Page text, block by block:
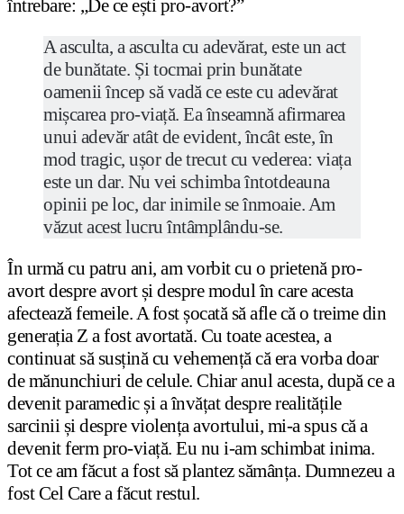
întrebare: „De ce ești pro-avort?”
A asculta, a asculta cu adevărat, este un act
de bunătate. Și tocmai prin bunătate
oamenii încep să vadă ce este cu adevărat
mișcarea pro-viață. Ea înseamnă afirmarea
unui adevăr atât de evident, încât este, în
mod tragic, ușor de trecut cu vederea: viața
este un dar. Nu vei schimba întotdeauna
opinii pe loc, dar inimile se înmoaie. Am
văzut acest lucru întâmplându-se.
În urmă cu patru ani, am vorbit cu o prietenă pro-
avort despre avort și despre modul în care acesta
afectează femeile. A fost șocată să afle că o treime din
generația Z a fost avortată. Cu toate acestea, a
continuat să susțină cu vehemență că era vorba doar
de mănunchiuri de celule. Chiar anul acesta, după ce a
devenit paramedic și a învățat despre realitățile
sarcinii și despre violența avortului, mi-a spus că a
devenit ferm pro-viață. Eu nu i-am schimbat inima.
Tot ce am făcut a fost să plantez sămânța. Dumnezeu a
fost Cel Care a făcut restul.